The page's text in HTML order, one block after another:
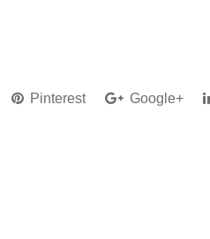
Pinterest Google+